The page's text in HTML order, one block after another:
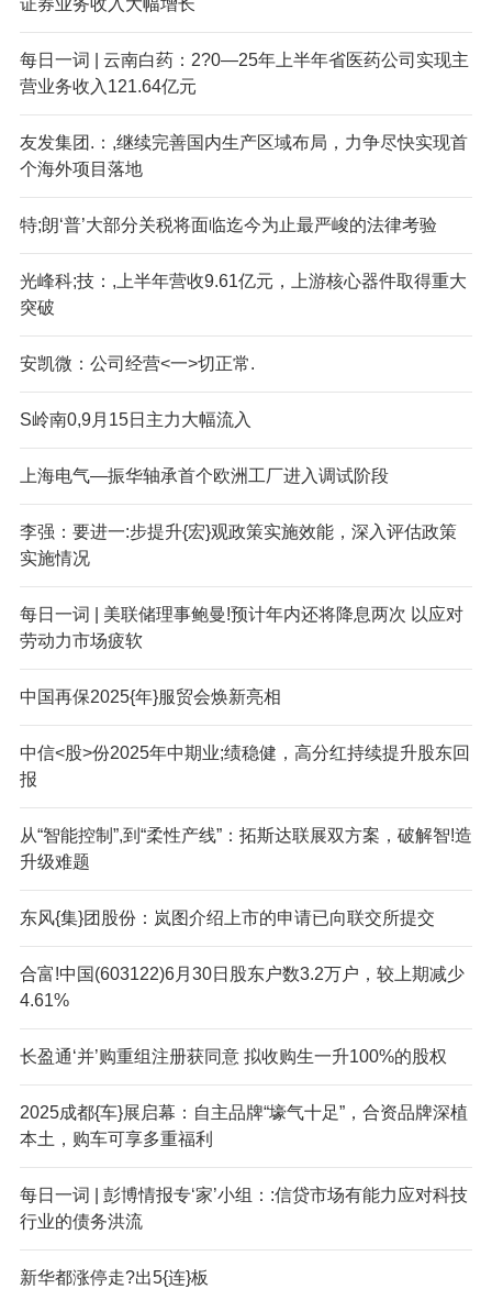
每日一词 | 云南白药：2?0—25年上半年省医药公司实现主
营业务收入121.64亿元
友发集团.：,继续完善国内生产区域布局，力争尽快实现首
个海外项目落地
特;朗‘普’大部分关税将面临迄今为止最严峻的法律考验
光峰科;技：,上半年营收9.61亿元，上游核心器件取得重大
突破
安凯微：公司经营<一>切正常.
S岭南0,9月15日主力大幅流入
上海电气—振华轴承首个欧洲工厂进入调试阶段
李强：要进一:步提升{宏}观政策实施效能，深入评估政策
实施情况
每日一词 | 美联储理事鲍曼!预计年内还将降息两次 以应对
劳动力市场疲软
中国再保2025{年}服贸会焕新亮相
中信<股>份2025年中期业;绩稳健，高分红持续提升股东回
报
从“智能控制”,到“柔性产线”：拓斯达联展双方案，破解智!造
升级难题
东风{集}团股份：岚图介绍上市的申请已向联交所提交
合富!中国(603122)6月30日股东户数3.2万户，较上期减少
4.61%
长盈通‘并’购重组注册获同意 拟收购生一升100%的股权
2025成都{车}展启幕：自主品牌“壕气十足”，合资品牌深植
本土，购车可享多重福利
每日一词 | 彭博情报专‘家’小组：:信贷市场有能力应对科技
行业的债务洪流
新华都涨停走?出5{连}板